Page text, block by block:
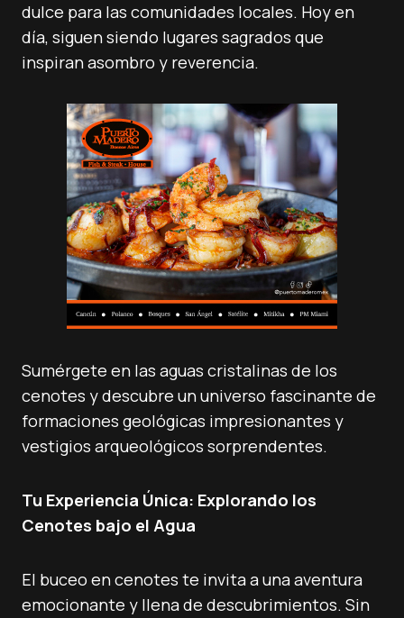
dulce para las comunidades locales. Hoy en
día, siguen siendo lugares sagrados que
inspiran asombro y reverencia.
Sumérgete en las aguas cristalinas de los
cenotes y descubre un universo fascinante de
formaciones geológicas impresionantes y
vestigios arqueológicos sorprendentes.
Tu Experiencia Única: Explorando los
Cenotes bajo el Agua
El buceo en cenotes te invita a una aventura
emocionante y llena de descubrimientos. Sin